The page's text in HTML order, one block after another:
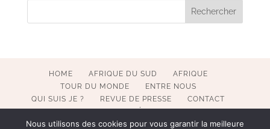
HOME AFRIQUE DU SUD
AFRIQUE
TOUR DU MONDE
ENTRE NOUS
QUI SUIS JE ?
REVUE DE PRESSE
CONTACT
Nous utilisons des cookies pour vous garantir la meilleure